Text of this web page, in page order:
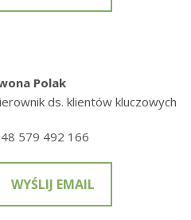
Polak
ds. klientów kluczowych
579 492 166
WYŚLIJ EMAIL